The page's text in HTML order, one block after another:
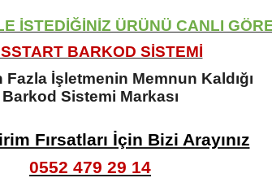
İSTEDİĞİNİZ ÜRÜNÜ CANLI
BARKOD SİSTEMİ
Fazla İşletmenin Memnun Kaldığı
Barkod Sistemi Markası
Fırsatları İçin Bizi Arayınız
0552 479 29 14